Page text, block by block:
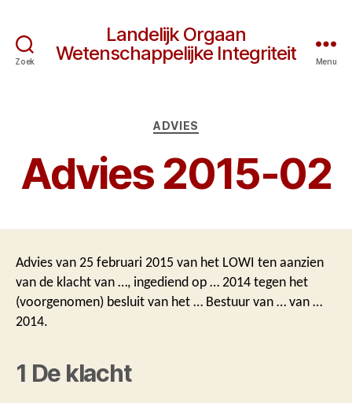
Zoek
Landelijk Orgaan
Wetenschappelijke Integriteit
Menu
Categorieën
ADVIES
Advies 2015-02
Advies van 25 februari 2015 van het LOWI ten aanzien
van de klacht van …, ingediend op … 2014 tegen het
(voorgenomen) besluit van het … Bestuur van … van …
2014.
1 De klacht